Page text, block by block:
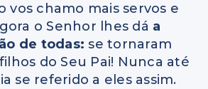
vos chamo mais servos e
o Senhor lhes dá a
de todas: se tornaram
do Seu Pai! Nunca até
se referido a eles assim.